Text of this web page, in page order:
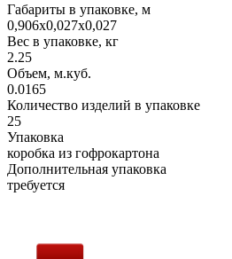
Габариты в упаковке, м
0,906х0,027х0,027
Вес в упаковке, кг
2.25
Объем, м.куб.
0.0165
Количество изделий в упаковке
25
Упаковка
коробка из гофрокартона
Дополнительная упаковка
требуется